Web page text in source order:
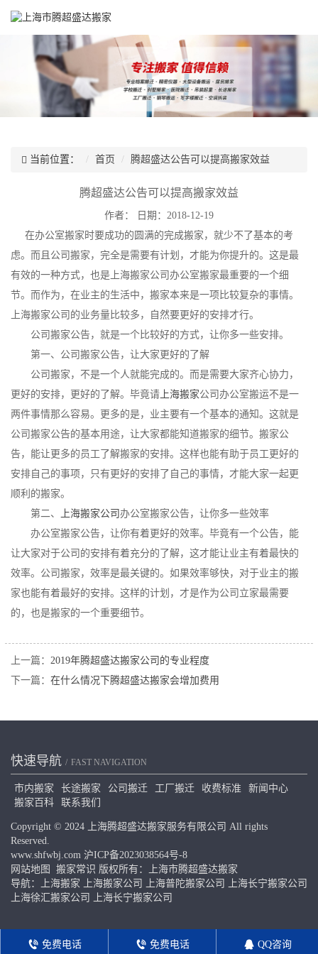
当前位置： 首页 腾超盛达公告可以提高搬家效益
腾超盛达公告可以提高搬家效益
作者：
日期：2018-12-19
在办公室搬家时要成功的圆满的完成搬家，就少不了基本的考
虑。而且公司搬家，完全是需要有计划，才能为你提升的。这是最
有效的一种方式，也是上海搬家公司办公室搬家最重要的一个细
节。而作为，在业主的生活中，搬家本来是一项比较复杂的事情。
上海搬家公司的业务量比较多，自然要更好的安排才行。
公司搬家公告，就是一个比较好的方式，让你多一些安排。
第一、公司搬家公告，让大家更好的了解
公司搬家，不是一个人就能完成的。而是需要大家齐心协力，
更好的安排，更好的了解。毕竟请 上海搬家公司办公室搬运不是一
两件事情那么容易。更多的是，业主要有一个基本的通知。这就是
公司搬家公告的基本用途，让大家都能知道搬家的细节。搬家公
告，能让更多的员工了解搬家的安排。这样也能有助于员工更好的
安排自己的事项，只有更好的安排了自己的事情，才能大家一起更
顺利的搬家。
第二、
上海搬家公司 办公室搬家公告，让你多一些效率
办公室搬家公告，让你有着更好的效率。毕竟有一个公告，能
让大家对于公司的安排有着充分的了解，这才能让业主有着最快的
效率。公司搬家，效率是最关键的。如果效率够快，对于业主的搬
家也能有着最好的安排。这样的计划，才是作为公司立家最需要
的，也是搬家的一个重要细节。
上一篇： 2019年腾超盛达搬家公司的专业程度
下一篇： 在什么情况下腾超盛达搬家会增加费用
快速导航 FAST NAVIGATION
市内搬家 长途搬家 公司搬迁 工厂搬迁 收费标准
新闻中心
搬家百科
联系我们
Copyright © 2024 上海腾超盛达搬家服务有限公司 All rights
Reserved.
www.shfwbj.com 沪ICP备2023038564号-8
网站地图
搬家常识 版权所有：上海市腾超盛达搬家
导航：
上海搬家 上海搬家公司 上海普陀搬家公司
上海长宁搬家公司
上海徐汇搬家公司
上海长宁搬家公司
免费电话 免费电话 QQ咨询